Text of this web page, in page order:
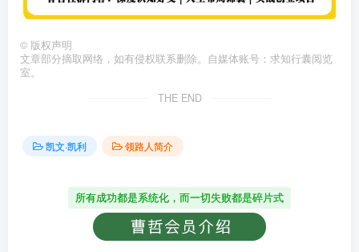
© 版权声明
文章部分摘取网络，如有侵权联系删除。自媒体账号：求知行囊阅览
室。
THE END
凯文·凯利 领路人简介
所有成功都是系统化，而一切失败都是碎片式